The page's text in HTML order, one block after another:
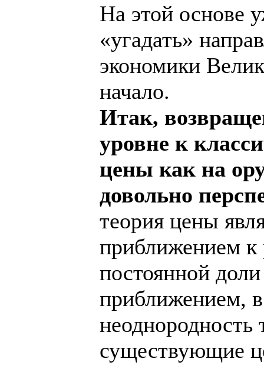
На этой основе
«угадать»
экономики
начало.
Итак,
уровне к
цены как на
довольно
теория цены
приближением к
постоянной
приближением,
неоднородность
существующие